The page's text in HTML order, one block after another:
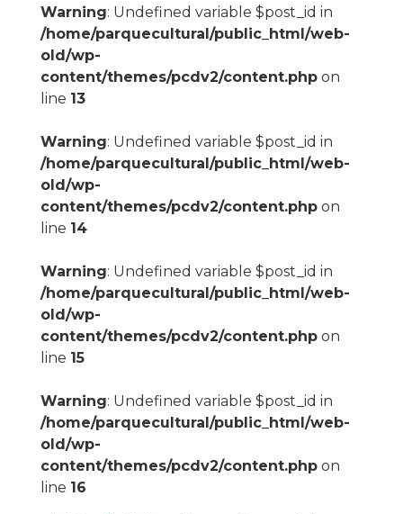
Warning: Undefined variable $post_id in
/home/parquecultural/public_html/web-
old/wp-
content/themes/pcdv2/content.phpon
line 13
Warning: Undefined variable $post_id in
/home/parquecultural/public_html/web-
old/wp-
content/themes/pcdv2/content.phpon
line 14
Warning: Undefined variable $post_id in
/home/parquecultural/public_html/web-
old/wp-
content/themes/pcdv2/content.phpon
line 15
Warning: Undefined variable $post_id in
/home/parquecultural/public_html/web-
old/wp-
content/themes/pcdv2/content.phpon
line 16